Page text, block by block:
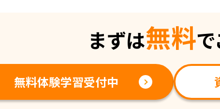
まずは無料
無料体験学習受付中